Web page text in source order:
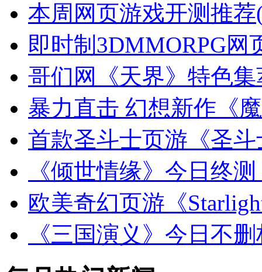
本周网页游戏开测推荐
即时制3DMMORPG网
哥们网《天界》特色
暴力直击 幻想新作《
首款圣斗士页游《圣
《倾世情缘》今日终
欧美奇幻页游《
《三国演义》今日不